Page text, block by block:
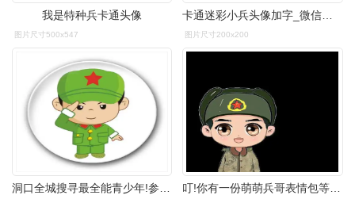
我是特种兵卡通头像
图片尺寸500x547 图片尺寸200x200